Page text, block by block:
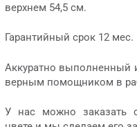
верхнем 54,5 см.
Гарантийный срок 12 мес.
Аккуратно выполненный
верным помощником в
У нас можно заказать